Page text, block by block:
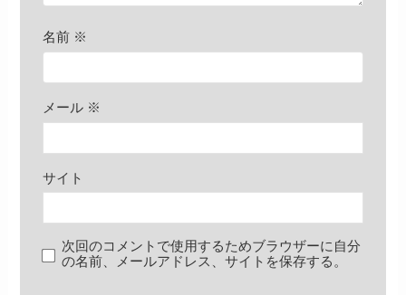
名前 ※
メール ※
サイト
次回のコメントで使用するためブラウザーに自分
の名前、メールアドレス、サイトを保存する。